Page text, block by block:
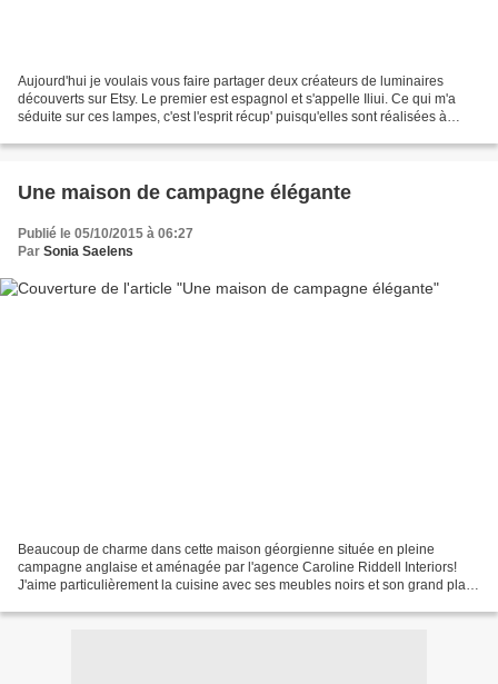
Aujourd'hui je voulais vous faire partager deux créateurs de luminaires
découverts sur Etsy. Le premier est espagnol et s'appelle Iliui. Ce qui m'a
séduite sur ces lampes, c'est l'esprit récup' puisqu'elles sont réalisées à
Une maison de campagne élégante
Publié le 05/10/2015 à 06:27
Par Sonia Saelens
Beaucoup de charme dans cette maison géorgienne située en pleine
campagne anglaise et aménagée par l'agence Caroline Riddell Interiors!
J'aime particulièrement la cuisine avec ses meubles noirs et son grand plan